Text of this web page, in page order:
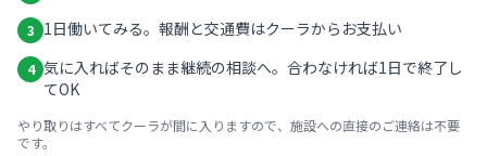
3 1日働いてみる。報酬と交通費はクーラからお支払い
4 気に入ればそのまま継続の相談へ。合わなければ1日で終了し
てOK
やり取りはすべてクーラが間に入りますので、施設への直接のご連絡は不要
です。